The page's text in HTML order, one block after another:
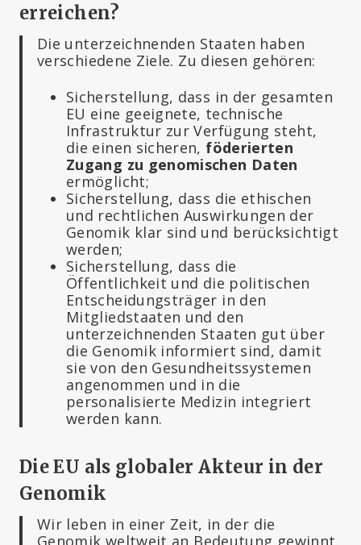
erreichen?
Die unterzeichnenden Staaten haben
verschiedene Ziele. Zu diesen gehören:
Sicherstellung, dass in der gesamten
EU eine geeignete, technische
Infrastruktur zur Verfügung steht,
die einen sicheren, föderierten
Zugang zu genomischen Daten
ermöglicht;
Sicherstellung, dass die ethischen
und rechtlichen Auswirkungen der
Genomik klar sind und berücksichtigt
werden;
Sicherstellung, dass die
Öffentlichkeit und die politischen
Entscheidungsträger in den
Mitgliedstaaten und den
unterzeichnenden Staaten gut über
die Genomik informiert sind, damit
sie von den Gesundheitssystemen
angenommen und in die
personalisierte Medizin integriert
werden kann.
Die EU als globaler Akteur in der
Genomik
Wir leben in einer Zeit, in der die
Genomik weltweit an Bedeutung gewinnt.